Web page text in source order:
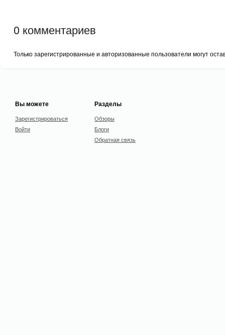
0 комментариев
Только зарегистрированные и авторизованные пользователи могут
Вы можете
Зарегистрироваться
Войти
Разделы
Обзоры
Блоги
Обратная связь